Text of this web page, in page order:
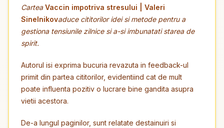
CarteaVaccin impotriva stresului | Valeri
Sinelnikovaduce cititorilor idei si metode pentru a
gestiona tensiunile zilnice si a-si imbunatati starea de
spirit.
Autorul isi exprima bucuria revazuta in feedback-ul
primit din partea cititorilor, evidentiind cat de mult
poate influenta pozitiv o lucrare bine gandita asupra
vietii acestora.
De-a lungul paginilor, sunt relatate destainuiri si